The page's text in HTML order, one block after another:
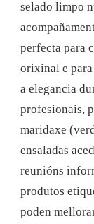
selado limpo
perfecta para
orixinal e para
a elegancia
profesionais,
maridaxe
ensaladas
reunións
produtos
poden